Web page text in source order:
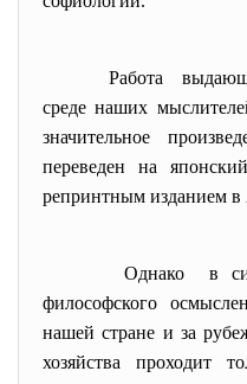
Работа
среде наших
значительное
переведен на
репринтным изданием
Однако в
философского
нашей стране и за
хозяйства проходит